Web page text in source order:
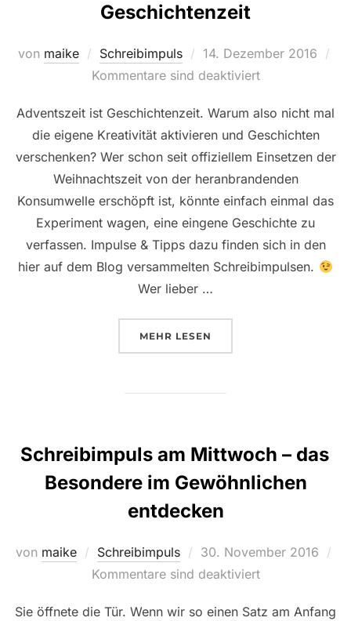
Geschichtenzeit
von maike Schreibimpuls
Veröffentlicht
am
14. Dezember 2016
Kommentare sind deaktiviert
Adventszeit ist Geschichtenzeit. Warum also nicht mal
die eigene Kreativität aktivieren und Geschichten
verschenken? Wer schon seit offiziellem Einsetzen der
Weihnachtszeit von der heranbrandenden
Konsumwelle erschöpft ist, könnte einfach einmal das
Experiment wagen, eine eingene Geschichte zu
verfassen. Impulse & Tipps dazu finden sich in den
hier auf dem Blog versammelten Schreibimpulsen.
Wer lieber …
MEHR ÜBER „SCHREIBIMPULS AM
LESEN
Schreibimpuls am Mittwoch – das
Besondere im Gewöhnlichen
entdecken
von maike Schreibimpuls
Veröffentlicht
am
30. November 2016
Kommentare sind deaktiviert
Sie öffnete die Tür. Wenn wir so einen Satz am Anfang